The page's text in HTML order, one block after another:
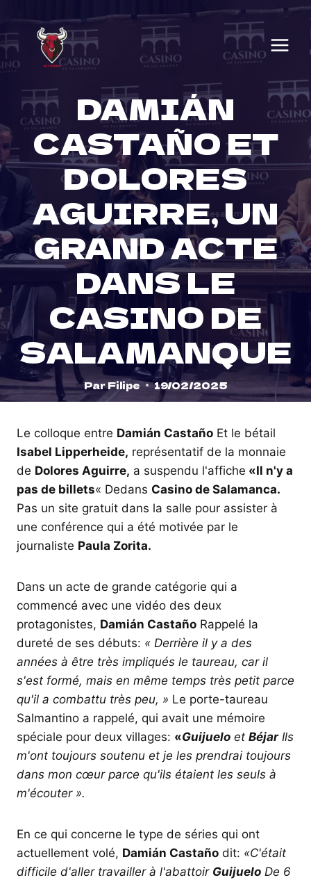
content
DAMIÁN
CASTAÑO ET
DOLORES
AGUIRRE, UN
GRAND ACTE
DANS LE
CASINO DE
SALAMANQUE
Par Filipe 19/02/2025
Le colloque entre Damián Castaño Et le bétail
Isabel Lipperheide, représentatif de la monnaie
de Dolores Aguirre, a suspendu l'affiche «Il n'y a
pas de billets« Dedans Casino de Salamanca.
Pas un site gratuit dans la salle pour assister à
une conférence qui a été motivée par le
journaliste Paula Zorita.
Dans un acte de grande catégorie qui a
commencé avec une vidéo des deux
protagonistes, Damián Castaño Rappelé la
dureté de ses débuts: « Derrière il y a des
années à être très impliqués le taureau, car il
s'est formé, mais en même temps très petit parce
qu'il a combattu très peu, » Le porte-taureau
Salmantino a rappelé, qui avait une mémoire
spéciale pour deux villages: «Guijuelo et BéjarIls
m'ont toujours soutenu et je les prendrai toujours
dans mon cœur parce qu'ils étaient les seuls à
m'écouter ».
En ce qui concerne le type de séries qui ont
actuellement volé, Damián Castaño dit: «C'était
difficile d'aller travailler à l'abattoir Guijuelo De 6